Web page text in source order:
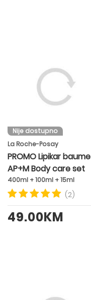
Nije dostupno
La Roche-Posay
PROMO Lipikar baume
AP+M Body care set
400ml + 100ml + 15ml
(2)
49.00KM